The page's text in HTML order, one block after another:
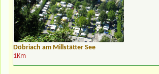
Döbriach am Millstätter See
1Km